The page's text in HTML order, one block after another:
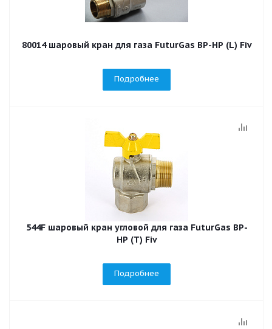
80014 шаровый кран для газа FuturGas ВР-НР (L) Fiv
Подробнее
544F шаровый кран угловой для газа FuturGas ВР-
НР (Т) Fiv
Подробнее